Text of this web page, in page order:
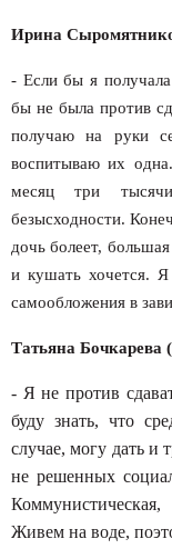
Ирина
- Если бы я
бы не была против
получаю на руки
воспитываю их
месяц три
безысходности.
дочь болеет,
и кушать хочется.
самообложения в
Татьяна Бочкарева
- Я не против
буду знать, что
случае, могу дать и
не решенных
Живем на воде,